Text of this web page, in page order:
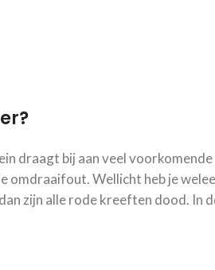
draagt bij aan veel
omdraaifout. Wellicht heb je
zijn alle rode kreeften dood. In